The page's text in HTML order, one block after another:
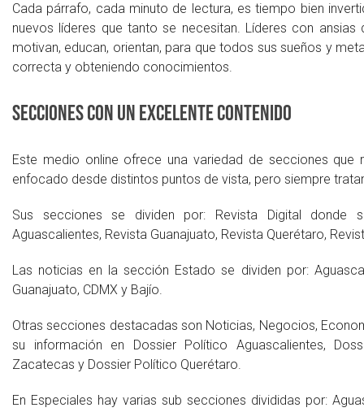
Cada párrafo, cada minuto de lectura, es tiempo bien
nuevos líderes que tanto se necesitan. Líderes con
motivan, educan, orientan, para que todos sus sueños y
correcta y obteniendo conocimientos.
Secciones con un excelente contenido
Este medio online ofrece una variedad de secciones
enfocado desde distintos puntos de vista, pero siempre
Sus secciones se dividen por: Revista Digital donde
Aguascalientes, Revista Guanajuato, Revista Querétaro,
Las noticias en la sección Estado se dividen por:
Guanajuato, CDMX y Bajío.
Otras secciones destacadas son Noticias, Negocios,
su información en Dossier Político Aguascalientes,
Zacatecas y Dossier Político Querétaro.
En Especiales hay varias sub secciones divididas por: